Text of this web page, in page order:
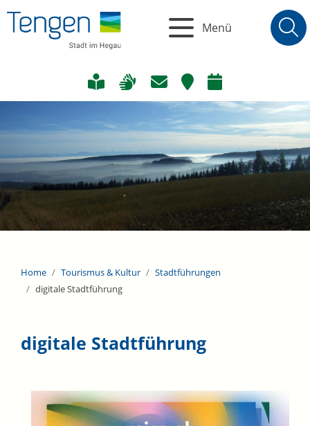
Menü
Home Tourismus & Kultur
Stadtführungen
digitale Stadtführung
digitale Stadtführung